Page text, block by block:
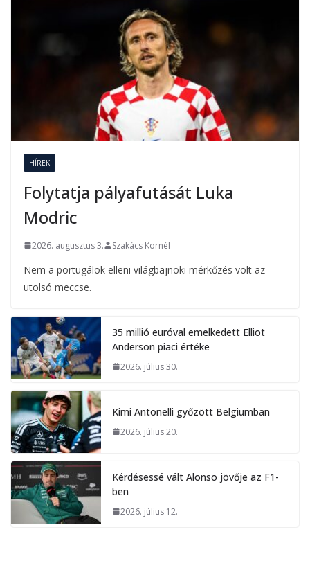
HÍREK
Folytatja pályafutását Luka
Modric
2026. augusztus 3. Szakács Kornél
Nem a portugálok elleni világbajnoki mérkőzés volt az
utolsó meccse.
35 millió euróval emelkedett Elliot
Anderson piaci értéke
2026. július 30.
Kimi Antonelli győzött Belgiumban
2026. július 20.
Kérdésessé vált Alonso jövője az F1-
ben
2026. július 12.